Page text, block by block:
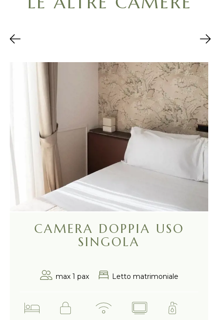
CAMERA DOPPIA USO
SINGOLA
max 1 pax Letto matrimoniale